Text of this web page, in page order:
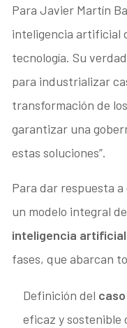
Para Javier Martín
inteligencia artificial
tecnología. Su
para industrializar
transformación de
garantizar una
estas soluciones”.
Para dar respuesta
un modelo integral de
inteligencia artificial
fases, que abarcan
Definición del
eficaz y sostenible